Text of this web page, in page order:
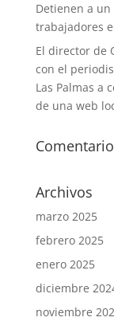
Detienen a
trabajadores
El director de
con el
Las Palmas a
de una web
Archivos
marzo 2025
febrero 2025
enero 2025
diciembre
noviembre